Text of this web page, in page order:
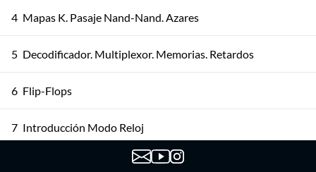
4 Mapas K. Pasaje Nand-Nand. Azares
5 Decodificador. Multiplexor. Memorias. Retardos
6 Flip-Flops
7 Introducción Modo Reloj